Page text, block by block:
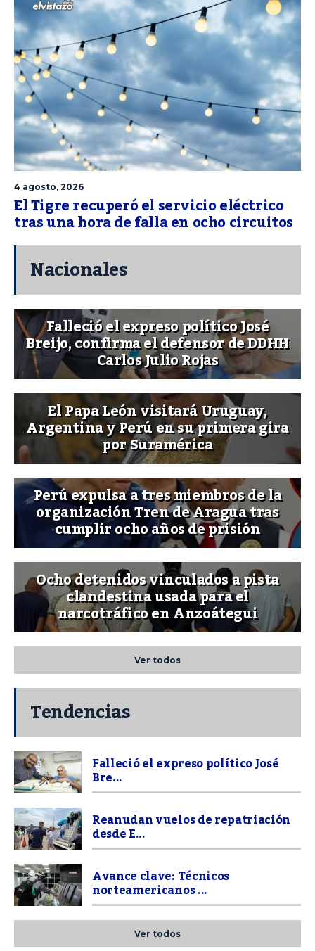
4 agosto, 2026
El Tigre recuperó el servicio eléctrico
tras una hora de falla en ocho circuitos
Nacionales
Falleció el expreso político José
Breijo, confirma el defensor de DDHH
Carlos Julio Rojas
El Papa León visitará Uruguay,
Argentina y Perú en su primera gira
por Suramérica
Perú expulsa a tres miembros de la
organización Tren de Aragua tras
cumplir ocho años de prisión
Ocho detenidos vinculados a pista
clandestina usada para el
narcotráfico en Anzoátegui
Ver todos
Tendencias
Falleció el expreso político José
Bre...
Reanudan vuelos de repatriación
desde E...
Avance clave: Técnicos
norteamericanos ...
Ver todos